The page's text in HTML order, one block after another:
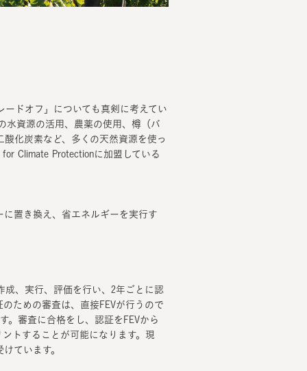
ドオフ」についても真剣に考えてい
水資源の活用、農薬の使用、樽（バ
化炭素など、多くの天然資源を使っ
Climate Protectionに加盟している
置き換え、省エネルギーを実行す
成、実行、評価を行い、2年ごとに認
ための審査は、直接FEVが行うので
。審査に合格をし、認証をFEVから
トすることが可能になります。現
ています。